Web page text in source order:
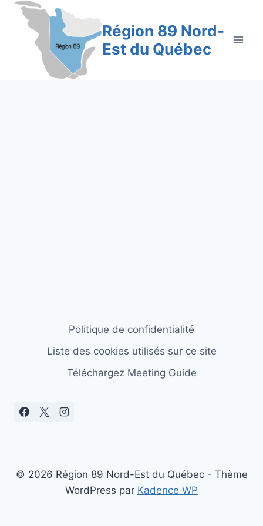
Aller
contenu
Région 89 Nord-
Est du Québec
Politique de confidentialité
Liste des cookies utilisés sur ce site
Téléchargez Meeting Guide
© 2026 Région 89 Nord-Est du Québec - Thème
WordPress par Kadence WP